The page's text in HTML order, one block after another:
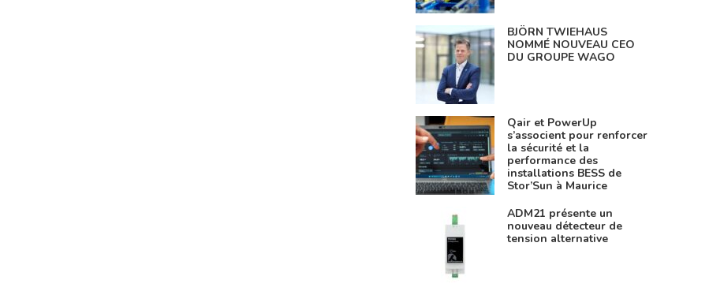
BJÖRN TWIEHAUS
NOMMÉ NOUVEAU CEO
DU GROUPE WAGO
Qair et PowerUp
s’associent pour renforcer
la sécurité et la
performance des
installations BESS de
Stor’Sun à Maurice
ADM21 présente un
nouveau détecteur de
tension alternative